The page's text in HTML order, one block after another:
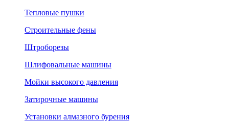
Тепловые пушки
Строительные фены
Штроборезы
Шлифовальные машины
Мойки высокого давления
Затирочные машины
Установки алмазного бурения